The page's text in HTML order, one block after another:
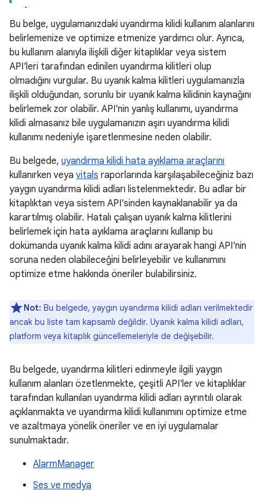
Bu belge, uygulamanızdaki uyandırma kilidi kullanım alanlarını
belirlemenize ve optimize etmenize yardımcı olur. Ayrıca,
bu kullanım alanıyla ilişkili diğer kitaplıklar veya sistem
API'leri tarafından edinilen uyandırma kilitleri olup
olmadığını vurgular. Bu uyanık kalma kilitleri uygulamanızla
ilişkili olduğundan, sorunlu bir uyanık kalma kilidinin kaynağını
belirlemek zor olabilir. API'nin yanlış kullanımı, uyandırma
kilidi almasanız bile uygulamanızın aşırı uyandırma kilidi
kullanımı nedeniyle işaretlenmesine neden olabilir.
Bu belgede, uyandırma kilidi hata ayıklama araçlarını
kullanırken veya vitals raporlarında karşılaşabileceğiniz bazı
yaygın uyandırma kilidi adları listelenmektedir. Bu adlar bir
kitaplıktan veya sistem API'sinden kaynaklanabilir ya da
karartılmış olabilir. Hatalı çalışan uyanık kalma kilitlerini
belirlemek için hata ayıklama araçlarını kullanıp bu
dokümanda uyanık kalma kilidi adını arayarak hangi API'nin
soruna neden olabileceğini belirleyebilir ve kullanımını
optimize etme hakkında öneriler bulabilirsiniz.
Not: Bu belgede, yaygın uyandırma kilidi adları verilmektedir
ancak bu liste tam kapsamlı değildir. Uyanık kalma kilidi adları,
platform veya kitaplık güncellemeleriyle de değişebilir.
Bu belgede, uyandırma kilitleri edinmeyle ilgili yaygın
kullanım alanları özetlenmekte, çeşitli API'ler ve kitaplıklar
tarafından kullanılan uyandırma kilidi adları ayrıntılı olarak
açıklanmakta ve uyandırma kilidi kullanımını optimize etme
ve azaltmaya yönelik öneriler ve en iyi uygulamalar
sunulmaktadır.
AlarmManager
Ses ve medya